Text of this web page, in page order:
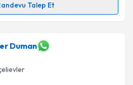
Talebini Gönder
Talep Et
hazırlandığında e-posta ile
Duman